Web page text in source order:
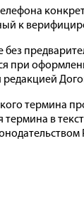
к
при
редакцией
термина
в